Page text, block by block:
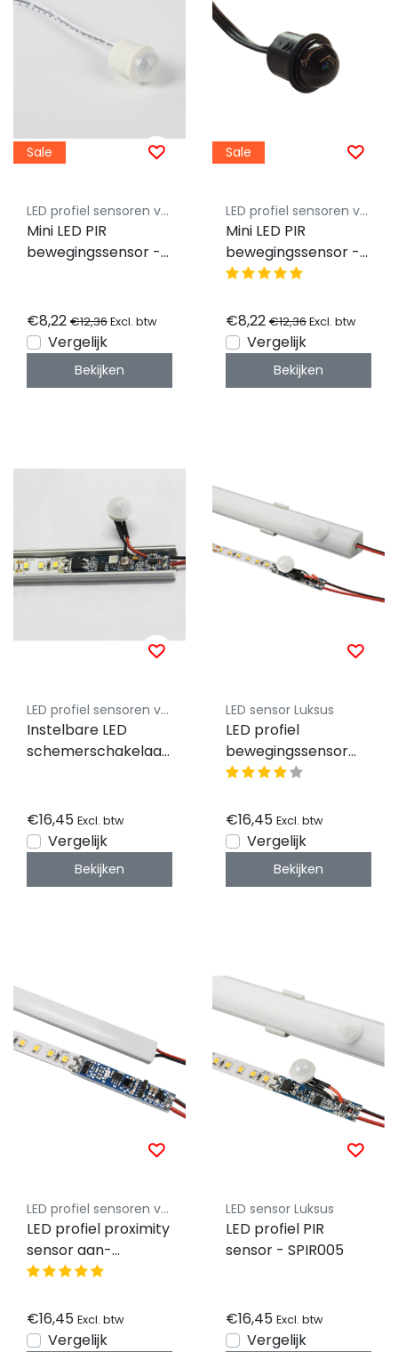
Sale
LED profiel sensoren van Luksus
Mini LED PIR
bewegingssensor -
€8,22 €12,36Excl. btw
Vergelijk
Bekijken
Sale
LED profiel sensoren van Luksus
Mini LED PIR
bewegingssensor -
zwart - 14mm -
€8,22 €12,36Excl. btw
Vergelijk
Bekijken
LED profiel sensoren van Luksus
Instelbare LED
schemerschakelaar
€16,45 Excl. btw
Vergelijk
Bekijken
LED sensor Luksus
LED profiel
bewegingssensor
PIR instelbaar -
€16,45 Excl. btw
Vergelijk
Bekijken
LED profiel sensoren van Luksus
LED profiel proximity
sensor aan-
uitschakelaar -
€16,45 Excl. btw
Vergelijk
LED sensor Luksus
LED profiel PIR
sensor - SPIR005
€16,45 Excl. btw
Vergelijk